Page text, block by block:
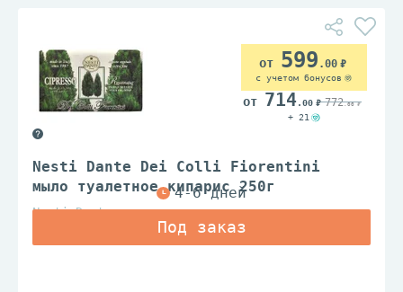
Nesti Dante Dei Colli Fiorentini
мыло туалетное кипарис 250г
Nesti Dante
599 .00
с учетом бонусов
714.00 772.00
+ 21